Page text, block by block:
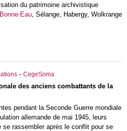
du patrimoine archivistique
Eau, Sélange, Habergy, Wolkrange
- CegeSoma
des anciens combattants de la
pendant la Seconde Guerre mondiale
allemande de mai 1945, leurs
rassembler après le conflit pour se